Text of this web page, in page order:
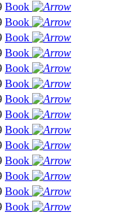
Book
Book
Book
Book
Book
Book
Book
Book
Book
Book
Book
Book
Book
Book